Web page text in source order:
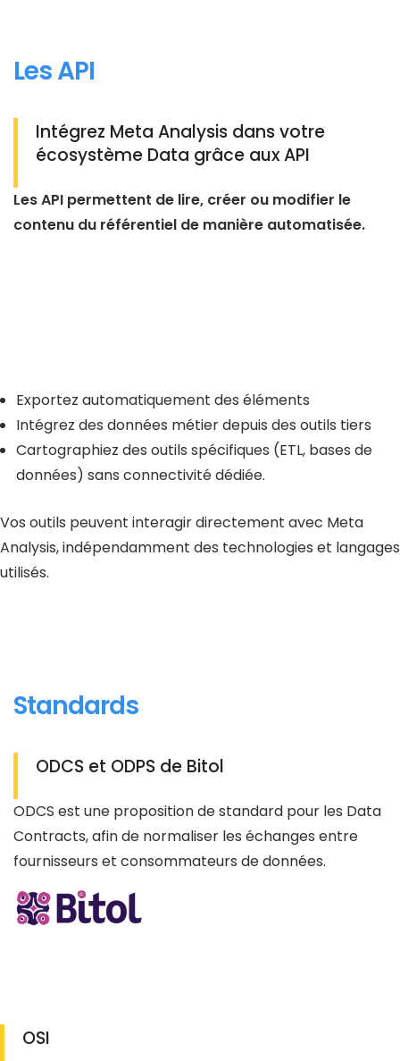
Les API
Intégrez Meta Analysis dans votre
écosystème Data grâce aux API
Les API permettent de lire, créer ou modifier le
contenu du référentiel de manière automatisée.
Exportez automatiquement des éléments
Intégrez des données métier depuis des outils tiers
Cartographiez des outils spécifiques (ETL, bases de
données) sans connectivité dédiée.
Vos outils peuvent interagir directement avec Meta
Analysis, indépendamment des technologies et langages
utilisés.
Standards
ODCS et ODPS de Bitol
ODCS est une proposition de standard pour les Data
Contracts, afin de normaliser les échanges entre
fournisseurs et consommateurs de données.
OSI